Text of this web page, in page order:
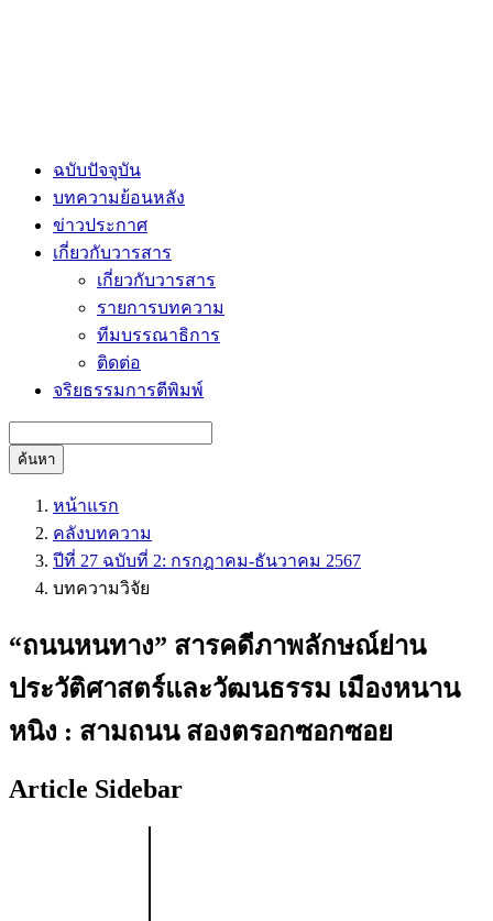
ฉบับปัจจุบัน
บทความย้อนหลัง
ข่าวประกาศ
เกี่ยวกับวารสาร
เกี่ยวกับวารสาร
รายการบทความ
ทีมบรรณาธิการ
ติดต่อ
จริยธรรมการตีพิมพ์
ค้นหา
หน้าแรก
คลังบทความ
ปีที่ 27 ฉบับที่ 2: กรกฎาคม-ธันวาคม 2567
บทความวิจัย
“ถนนหนทาง” สารคดีภาพลักษณ์ย่าน
ประวัติศาสตร์และวัฒนธรรม เมืองหนาน
หนิง : สามถนน สองตรอกซอกซอย
Article Sidebar